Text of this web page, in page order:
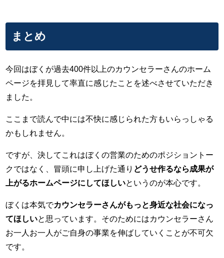
まとめ
今回はぼくが過去400件以上のカウンセラーさんのホーム
ページを拝見して率直に感じたことを述べさせていただき
ました。
ここまで読んで中には不快に感じられた方もいらっしゃる
かもしれません。
ですが、決してこれはぼくの営業のためのポジショントー
クではなく、冒頭に申し上げた通り どうせ作るなら成果が
上がるホームページにしてほしいというのが本心です。
ぼくは本気でカウンセラーさんがもっと身近な社会になっ
てほしいと思っています。そのためにはカウンセラーさん
お一人お一人がご自身の事業を伸ばしていくことが不可欠
です。